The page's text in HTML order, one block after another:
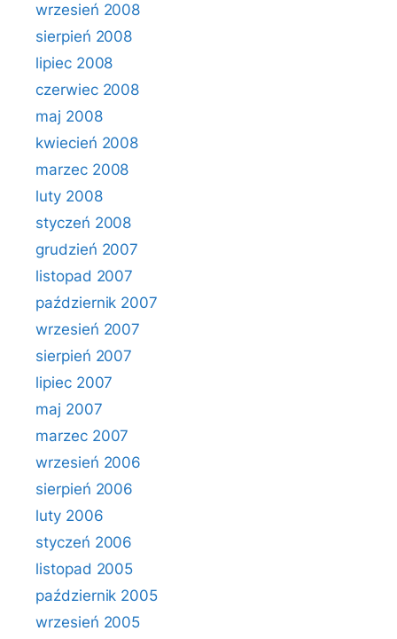
wrzesień 2008
sierpień 2008
lipiec 2008
czerwiec 2008
maj 2008
kwiecień 2008
marzec 2008
luty 2008
styczeń 2008
grudzień 2007
listopad 2007
październik 2007
wrzesień 2007
sierpień 2007
lipiec 2007
maj 2007
marzec 2007
wrzesień 2006
sierpień 2006
luty 2006
styczeń 2006
listopad 2005
październik 2005
wrzesień 2005